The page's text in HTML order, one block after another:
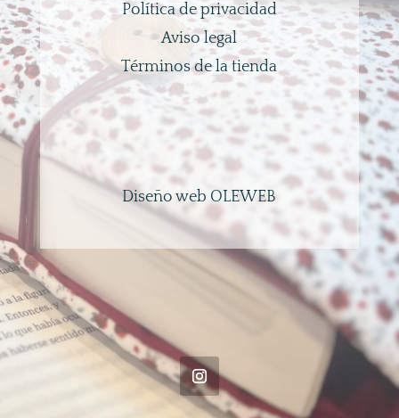
Política de privacidad
Aviso legal
Términos de la tienda
Diseño web OLEWEB